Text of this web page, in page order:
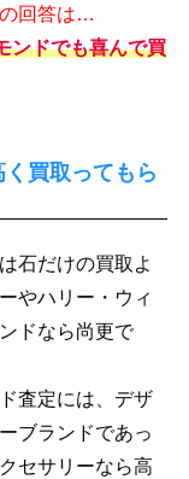
回答は…
ンドでも喜んで買
買取ってもら
石だけの買取よ
やハリー・ウィ
ドなら尚更で
査定には、デザ
ブランドであっ
セサリーなら高